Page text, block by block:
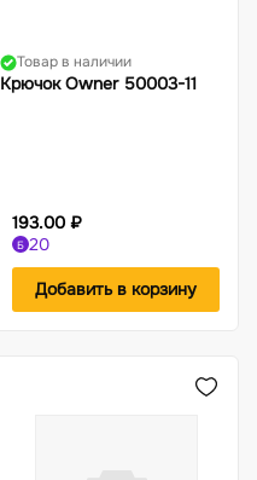
Товар в наличии
Крючок Owner 50003-11
193.00 ₽
Б 20
Добавить в корзину